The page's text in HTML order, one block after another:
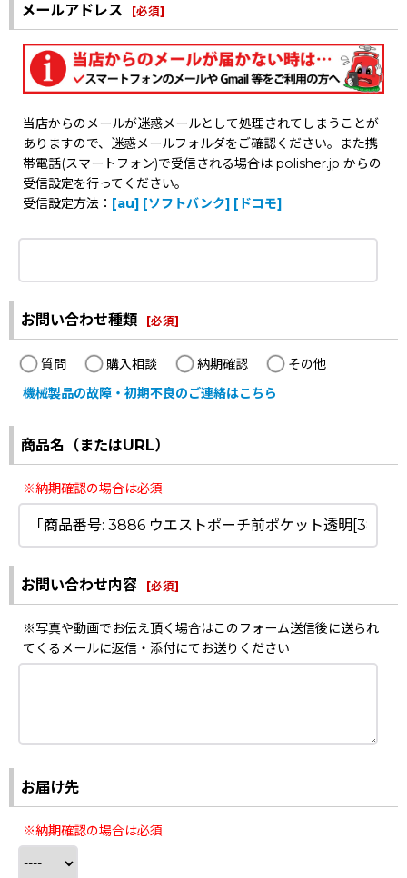
メールアドレス [必須]
当店からのメールが迷惑メールとして処理されてしまうことが
ありますので、迷惑メールフォルダをご確認ください。また携
帯電話(スマートフォン)で受信される場合は polisher.jp からの
受信設定を行ってください。
受信設定方法： [au] [ソフトバンク] [ドコモ]
お問い合わせ種類 [必須]
質問 購入相談 納期確認
その他
機械製品の故障・初期不良のご連絡はこちら
商品名（またはURL）
※納期確認の場合は必須
お問い合わせ内容 [必須]
※写真や動画でお伝え頂く場合はこのフォーム送信後に送られ
てくるメールに返信・添付にてお送りください
お届け先
※納期確認の場合は必須